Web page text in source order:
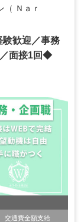
（ Ｎａｒ
歓迎／事務
／面接1回◆
交通費全額支給